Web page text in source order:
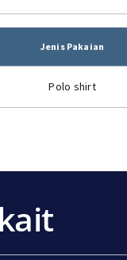
Jenis Pakaian
Polo shirt